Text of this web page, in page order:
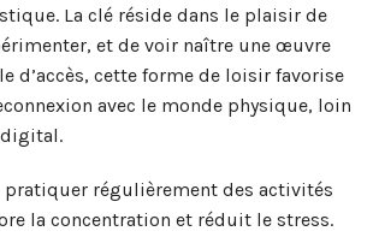
La clé réside dans le plaisir de
et de voir naître une œuvre
d’accès, cette forme de loisir favorise
avec le monde physique, loin
digital.
pratiquer régulièrement des activités
la concentration et réduit le stress.